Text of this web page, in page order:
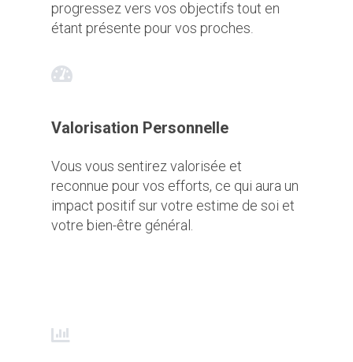
progressez vers vos objectifs tout en
étant présente pour vos proches.
Valorisation Personnelle
Vous vous sentirez valorisée et
reconnue pour vos efforts, ce qui aura un
impact positif sur votre estime de soi et
votre bien-être général.